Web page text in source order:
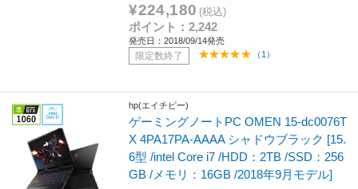
¥224,180 (税込)
ポイント：2,242
発売日：2018/09/14発売
限定数終了 （1）
hp(エイチピー)
ゲーミングノートPC OMEN 15-dc0076T
X 4PA17PA-AAAA シャドウブラック [15.
6型 /intel Core i7 /HDD：2TB /SSD：256
GB /メモリ：16GB /2018年9月モデル]